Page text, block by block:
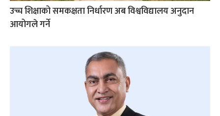
उच्च शिक्षाको समकक्षता निर्धारण अब विश्वविद्यालय अनुदान
आयोगले गर्ने